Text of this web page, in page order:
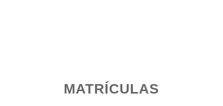
MATRÍCULAS